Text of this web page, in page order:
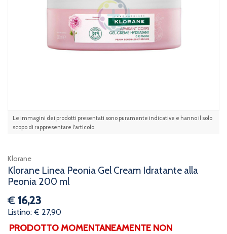
Le immagini dei prodotti presentati sono puramente indicative e hanno il solo
scopo di rappresentare l'articolo.
Klorane
Klorane Linea Peonia Gel Cream Idratante alla
Peonia 200 ml
€ 16,23
Listino: € 27,90
PRODOTTO MOMENTANEAMENTE NON